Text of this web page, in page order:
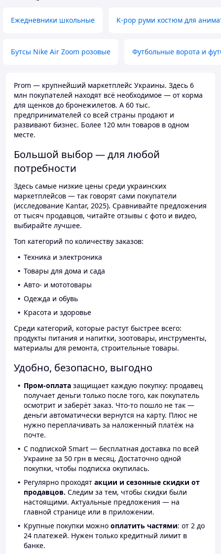
Ежедневники школьные K-pop руми костюм для
Бутсы Nike Air Zoom розовые Футбольные ворота и
Prom — крупнейший маркетплейс Украины. Здесь 6
млн покупателей находят всё необходимое — от корма
для щенков до бронежилетов. А 60 тыс.
предпринимателей со всей страны продают и
развивают бизнес. Более 120 млн товаров в одном
месте.
Большой выбор — для любой
потребности
Здесь самые низкие цены среди украинских
маркетплейсов — так говорят сами покупатели
(исследование Kantar, 2025). Сравнивайте предложения
от тысяч продавцов, читайте отзывы с фото и видео,
выбирайте лучшее.
Топ категорий по количеству заказов:
Техника и электроника
Товары для дома и сада
Авто- и мототовары
Одежда и обувь
Красота и здоровье
Среди категорий, которые растут быстрее всего:
продукты питания и напитки, зоотовары, инструменты,
материалы для ремонта, строительные товары.
Удобно, безопасно, выгодно
Пром-оплата защищает каждую покупку: продавец
получает деньги только после того, как покупатель
осмотрит и заберёт заказ. Что-то пошло не так —
деньги автоматически вернутся на карту. Плюс не
нужно переплачивать за наложенный платёж на
почте.
С подпиской Smart — бесплатная доставка по всей
Украине за 50 грн в месяц. Достаточно одной
покупки, чтобы подписка окупилась.
Регулярно проходят акции и сезонные скидки от
продавцов. Следим за тем, чтобы скидки были
настоящими. Актуальные предложения — на
главной странице или в приложении.
Крупные покупки можно оплатить частями: от 2 до
24 платежей. Нужен только кредитный лимит в
банке.